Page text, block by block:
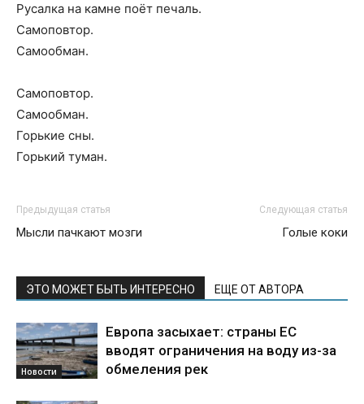
Русалка на камне поёт печаль.
Самоповтор.
Самообман.
Самоповтор.
Самообман.
Горькие сны.
Горький туман.
Предыдущая статья
Мысли пачкают мозги
Следующая статья
Голые коки
ЭТО МОЖЕТ БЫТЬ ИНТЕРЕСНО ЕЩЕ ОТ АВТОРА
Новости
Европа засыхает: страны ЕС
вводят ограничения на воду из-за
обмеления рек